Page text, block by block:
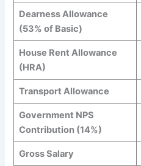
Dearness Allowance
(53% of Basic)
House Rent Allowance
(HRA)
Transport Allowance
Government NPS
Contribution (14%)
Gross Salary